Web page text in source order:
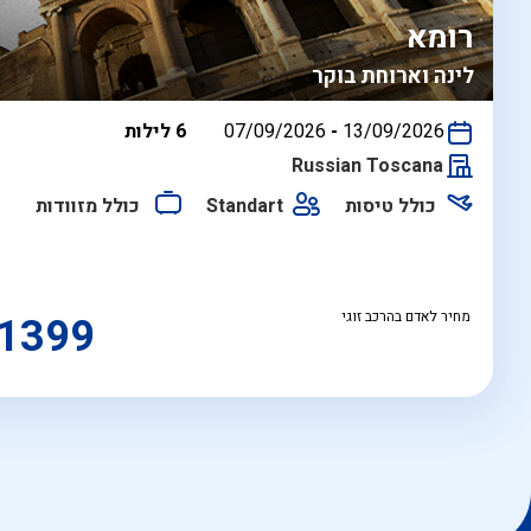
לינה וארוחת בוקר
רומא
בין
07/09/2026 - 13/09/2026
6 לילות
Russian Toscana
כולל טיסות
Standart כולל מזוודות
מחיר לאדם בהרכב זוגי